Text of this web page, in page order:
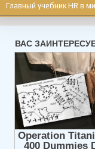
Главный учебник HR в
Главный учебник HR в
Главный учебник HR в
Главный учебник HR в
Главный учебник HR в
Главный учебник HR в
Главный учебник HR в
Главный учебник HR в